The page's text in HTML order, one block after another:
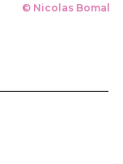
© Nicolas Bomal